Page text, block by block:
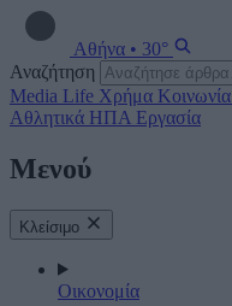
Αθήνα • 30°
Αναζήτηση
Media Life Χρήμα Κοινωνία
Αθλητικά ΗΠΑ Εργασία
Μενού
Κλείσιμο
Οικονομία